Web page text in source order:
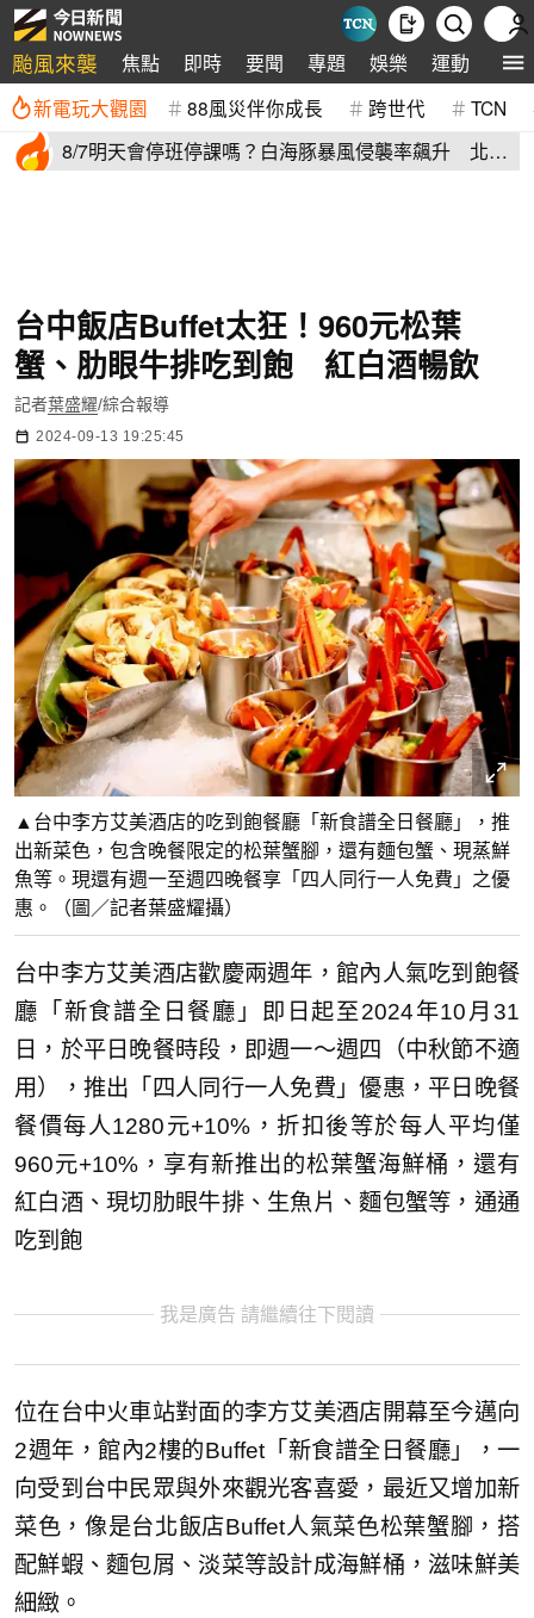
颱風來襲 焦點 即時 要聞 專題 娛樂 運動 全球
新電玩大觀園 88風災伴你成長 跨世代 TCN
8/7明天會停班停課嗎？白海豚暴風侵襲率飆升 北北
台中飯店Buffet太狂！960元松葉
蟹、肋眼牛排吃到飽 紅白酒暢飲
記者葉盛耀/綜合報導
2024-09-13 19:25:45
▲台中李方艾美酒店的吃到飽餐廳「新食譜全日餐廳」，推
出新菜色，包含晚餐限定的松葉蟹腳，還有麵包蟹、現蒸鮮
魚等。現還有週一至週四晚餐享「四人同行一人免費」之優
惠。（圖／記者葉盛耀攝）
台中李方艾美酒店歡慶兩週年，館內人氣吃到飽餐
廳「新食譜全日餐廳」即日起至2024年10月31
日，於平日晚餐時段，即週一～週四（中秋節不適
用），推出「四人同行一人免費」優惠，平日晚餐
餐價每人1280元+10%，折扣後等於每人平均僅
960元+10%，享有新推出的松葉蟹海鮮桶，還有
紅白酒、現切肋眼牛排、生魚片、麵包蟹等，通通
吃到飽
我是廣告 請繼續往下閱讀
位在台中火車站對面的李方艾美酒店開幕至今邁向
2週年，館內2樓的Buffet「新食譜全日餐廳」，一
向受到台中民眾與外來觀光客喜愛，最近又增加新
菜色，像是台北飯店Buffet人氣菜色松葉蟹腳，搭
配鮮蝦、麵包屑、淡菜等設計成海鮮桶，滋味鮮美
細緻。